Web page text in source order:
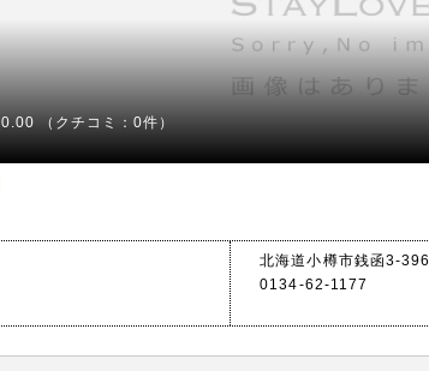
0.00 （クチコミ：0件）
北海道小樽市銭函3-396
0134-62-1177